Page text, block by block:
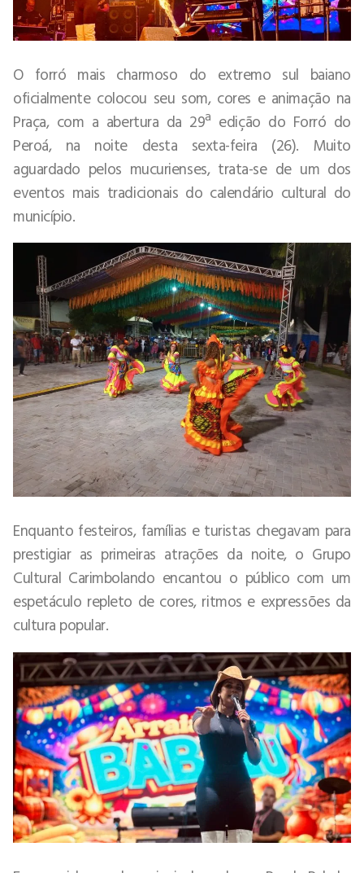
O forró mais charmoso do extremo sul baiano
oficialmente colocou seu som, cores e animação na
Praça, com a abertura da 29ª edição do Forró do
Peroá, na noite desta sexta-feira (26). Muito
aguardado pelos mucurienses, trata-se de um dos
eventos mais tradicionais do calendário cultural do
município.
Enquanto festeiros, famílias e turistas chegavam para
prestigiar as primeiras atrações da noite, o Grupo
Cultural Carimbolando encantou o público com um
espetáculo repleto de cores, ritmos e expressões da
cultura popular.